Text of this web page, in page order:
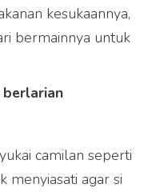
kesukaannya,
bermainnya untuk
camilan seperti
menyiasati agar si